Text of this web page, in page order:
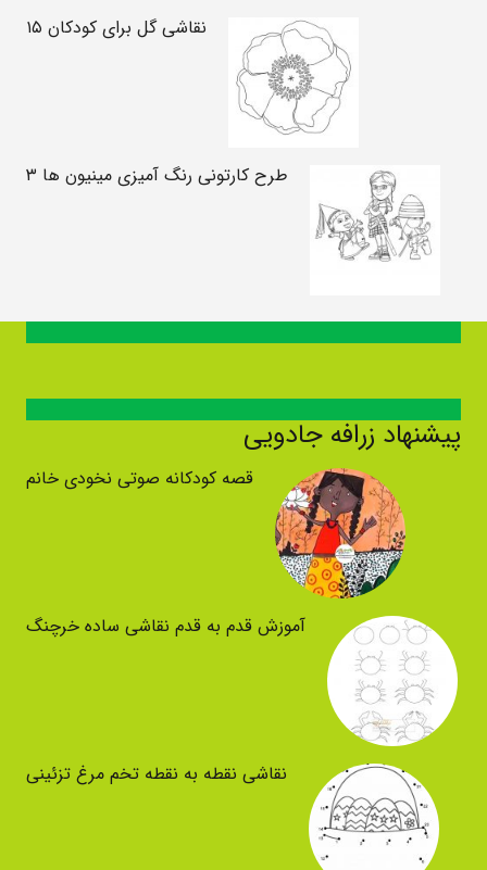
نقاشی گل برای کودکان ۱۵
طرح کارتونی رنگ آمیزی مینیون ها ۳
پیشنهاد زرافه جادویی
قصه کودکانه صوتی نخودی خانم
آموزش قدم به قدم نقاشی ساده خرچنگ
نقاشی نقطه به نقطه تخم مرغ تزئینی